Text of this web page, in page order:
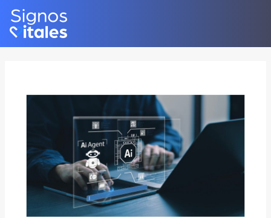
Skip
content
Post
navigation